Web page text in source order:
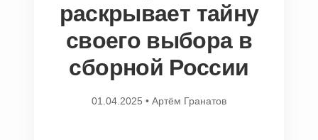
раскрывает тайну
своего выбора в
сборной России
01.04.2025 • Артём Гранатов